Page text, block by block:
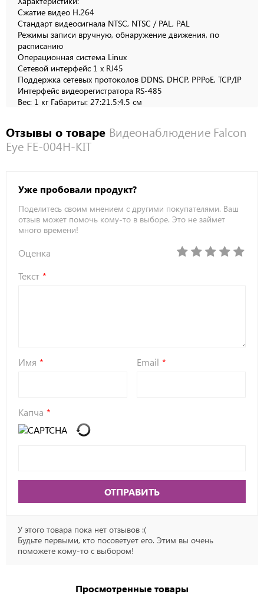
Сжатие видео H.264
Стандарт видеосигнала NTSC, NTSC / PAL, PAL
Режимы записи вручную, обнаружение движения, по
расписанию
Операционная система Linux
Сетевой интерфейс 1 x RJ45
Поддержка сетевых протоколов DDNS, DHCP, PPPoE, TCP/IP
Интерфейс видеорегистратора RS-485
Вес: 1 кг Габариты: 27:21.5:4.5 см
Отзывы о товаре Видеонаблюдение Falcon
Eye FE-004H-KIT
Уже пробовали продукт?
Поделитесь своим мнением с другими покупателями. Ваш
отзыв может помочь кому-то в выборе. Это не займет
много времени!
Оценка
Текст
Имя Email
Капча
ОТПРАВИТЬ
У этого товара пока нет отзывов :(
Будьте первыми, кто посоветует его. Этим вы очень
поможете кому-то с выбором!
Просмотренные товары